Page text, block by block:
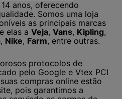
anos, oferecendo
Somos uma loja
as principais marcas
elas a Veja, Vans, Kipling,
, Nike, Farm, entre outras.
protocolos de
pelo Google e Vtex PCI
compras online estão
pois garantimos a